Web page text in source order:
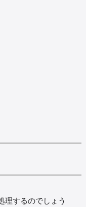
理するのでしょう